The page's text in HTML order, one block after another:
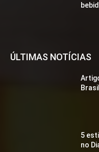
ÚLTIMAS NOTÍCIAS
5
no